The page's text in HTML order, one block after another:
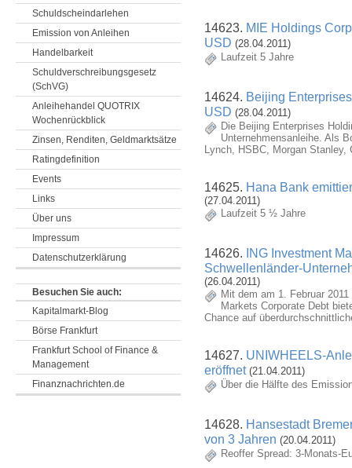
14623. MIE Holdings
USD (28.04.2011)
Laufzeit 5 Jahre
14624. Beijing
USD (28.04.2011)
Die Beijing Enterprises
Unternehmensanleihe. Als
Lynch, HSBC, Morgan
14625. Hana Bank
(27.04.2011)
Laufzeit 5 ½ Jahre
14626. ING Investment
Schwellenländer-
(26.04.2011)
Mit dem am 1. Februar
Markets Corporate Debt
Chance auf
14627. UNIWHEELS-
eröffnet (21.04.2011)
Über die Hälfte des
14628. Hansestadt
von 3 Jahren (20.04.2011)
Reoffer Spread: 3-Monats-
Schuldscheindarlehen
Emission von Anleihen
Handelbarkeit
Schuldverschreibungsgesetz
(SchVG)
Anleihehandel QUOTRIX
Wochenrückblick
Zinsen, Renditen, Geldmarktsätze
Ratingdefinition
Events
Links
Über uns
Impressum
Datenschutzerklärung
Besuchen Sie auch:
Kapitalmarkt-Blog
Börse Frankfurt
Frankfurt School of Finance &
Management
Finanznachrichten.de